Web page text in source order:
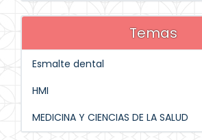
Temas
Esmalte dental
HMI
MEDICINA Y CIENCIAS DE LA SALUD